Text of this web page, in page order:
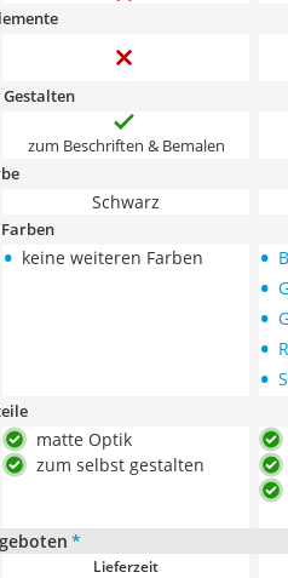
zum Beschriften & Bemalen
Schwarz
• keine weiteren Farben •
•
•
•
•
matte Optik
zum selbst gestalten
*
Lieferzeit